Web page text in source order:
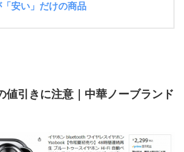
安い」だけの商品
値引きに注意｜中華ノーブランド